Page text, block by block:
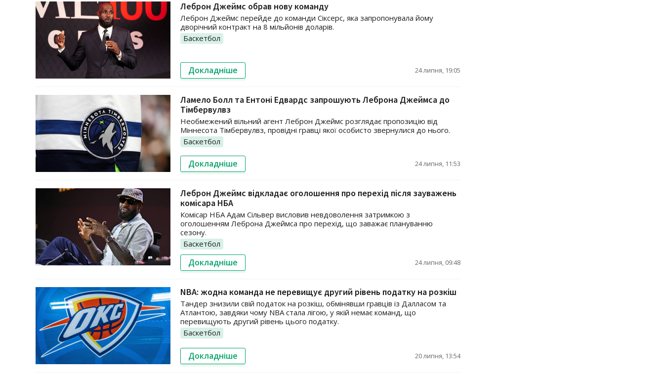
Леброн Джеймс обрав нову команду
Леброн Джеймс перейде до команди Сіксерс, яка запропонувала йому
дворічний контракт на 8 мільйонів доларів.
Баскетбол
Докладніше 24 липня, 19:05
Ламело Болл та Ентоні Едвардс запрошують Леброна Джеймса до
Тімбервулвз
Необмежений вільний агент Леброн Джеймс розглядає пропозицію від
Міннесота Тімбервулвз, провідні гравці якої особисто звернулися до нього.
Баскетбол
Докладніше 24 липня, 11:53
Леброн Джеймс відкладає оголошення про перехід після зауважень
комісара НБА
Комісар НБА Адам Сільвер висловив невдоволення затримкою з
оголошенням Леброна Джеймса про перехід, що заважає плануванню
сезону.
Баскетбол
Докладніше 24 липня, 09:48
NBA: жодна команда не перевищує другий рівень податку на розкіш
Тандер знизили свій податок на розкіш, обмінявши гравців із Далласом та
Атлантою, завдяки чому NBA стала лігою, у якій немає команд, що
перевищують другий рівень цього податку.
Баскетбол
Докладніше 20 липня, 13:54